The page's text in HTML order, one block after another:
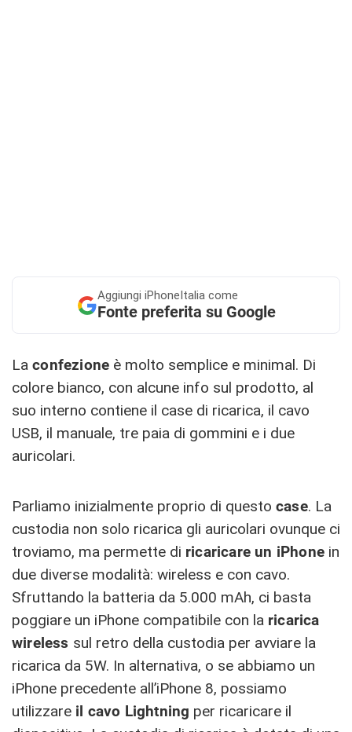
Aggiungi iPhoneItalia come
Fonte preferita su Google
La confezione è molto semplice e minimal. Di
colore bianco, con alcune info sul prodotto, al
suo interno contiene il case di ricarica, il cavo
USB, il manuale, tre paia di gommini e i due
auricolari.
Parliamo inizialmente proprio di questo case. La
custodia non solo ricarica gli auricolari ovunque ci
troviamo, ma permette di ricaricare un iPhone in
due diverse modalità: wireless e con cavo.
Sfruttando la batteria da 5.000 mAh, ci basta
poggiare un iPhone compatibile con la ricarica
wireless sul retro della custodia per avviare la
ricarica da 5W. In alternativa, o se abbiamo un
iPhone precedente all’iPhone 8, possiamo
utilizzare il cavo Lightning per ricaricare il